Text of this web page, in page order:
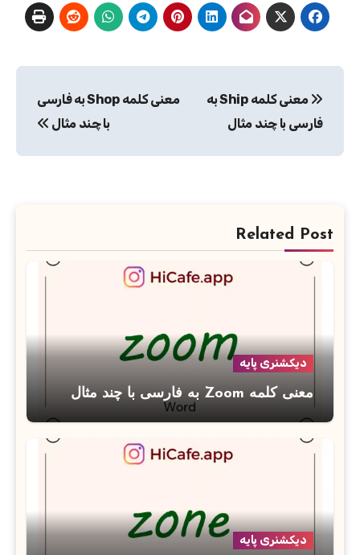
نوشته
معنی کلمه Ship به
فارسی با چند مثال
معنی کلمه Shop به فارسی
با چند مثال
Related Post
دیکشنری پایه
معنی کلمه Zoom به فارسی با چند مثال
دیکشنری پایه